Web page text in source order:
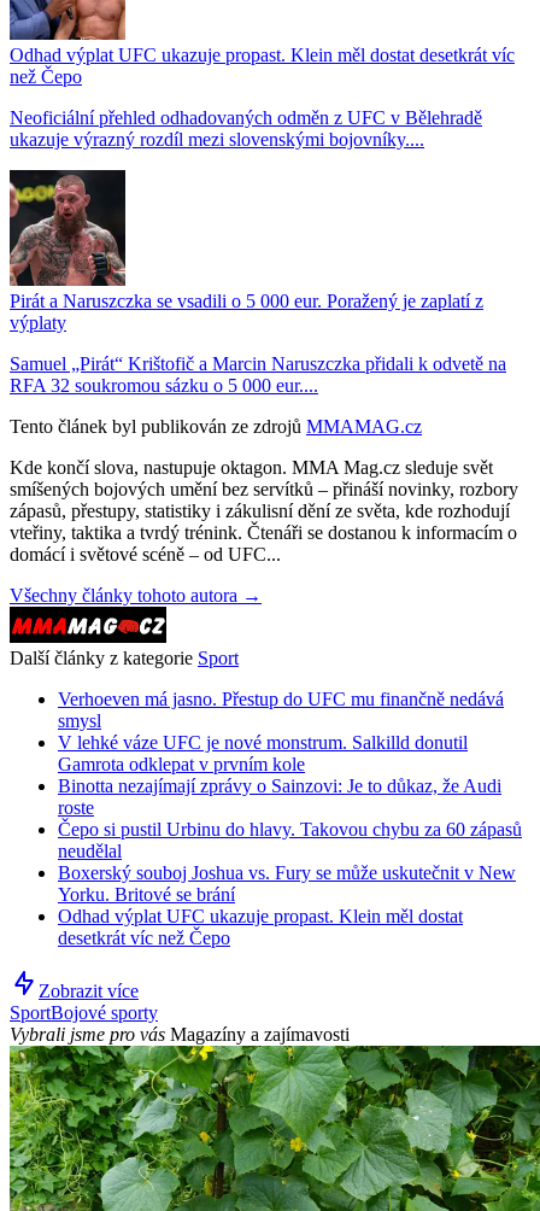
Odhad výplat UFC ukazuje propast. Klein měl dostat desetkrát víc
než Čepo
Neoficiální přehled odhadovaných odměn z UFC v Bělehradě
ukazuje výrazný rozdíl mezi slovenskými bojovníky....
Pirát a Naruszczka se vsadili o 5 000 eur. Poražený je zaplatí z
výplaty
Samuel „Pirát“ Krištofič a Marcin Naruszczka přidali k odvetě na
RFA 32 soukromou sázku o 5 000 eur....
Tento článek byl publikován ze zdrojů MMAMAG.cz
Kde končí slova, nastupuje oktagon. MMA Mag.cz sleduje svět
smíšených bojových umění bez servítků – přináší novinky, rozbory
zápasů, přestupy, statistiky i zákulisní dění ze světa, kde rozhodují
vteřiny, taktika a tvrdý trénink. Čtenáři se dostanou k informacím o
domácí i světové scéně – od UFC...
Všechny články tohoto autora →
Další články z kategorie Sport
Verhoeven má jasno. Přestup do UFC mu finančně nedává
smysl
V lehké váze UFC je nové monstrum. Salkilld donutil
Gamrota odklepat v prvním kole
Binotta nezajímají zprávy o Sainzovi: Je to důkaz, že Audi
roste
Čepo si pustil Urbinu do hlavy. Takovou chybu za 60 zápasů
neudělal
Boxerský souboj Joshua vs. Fury se může uskutečnit v New
Yorku. Britové se brání
Odhad výplat UFC ukazuje propast. Klein měl dostat
desetkrát víc než Čepo
Zobrazit více
SportBojové sporty
Vybrali jsme pro vás Magazíny a zajímavosti